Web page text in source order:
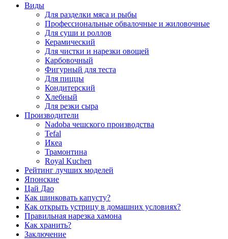
Виды
Для разделки мяса и рыбы
Профессиональные обвалочные и жиловочные
Для суши и роллов
Керамический
Для чистки и нарезки овощей
Карбовочный
Фигурный для теста
Для пиццы
Кондитерский
Хлебный
Для резки сыра
Производители
Nadoba чешского производства
Tefal
Икеа
Трамонтина
Royal Kuchen
Рейтинг лучших моделей
Японские
Цай Дао
Как шинковать капусту?
Как открыть устрицу в домашних условиях?
Правильная нарезка хамона
Как хранить?
Заключение